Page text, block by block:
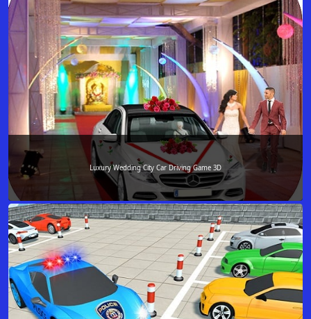
Luxury Wedding City Car Driving Game 3D